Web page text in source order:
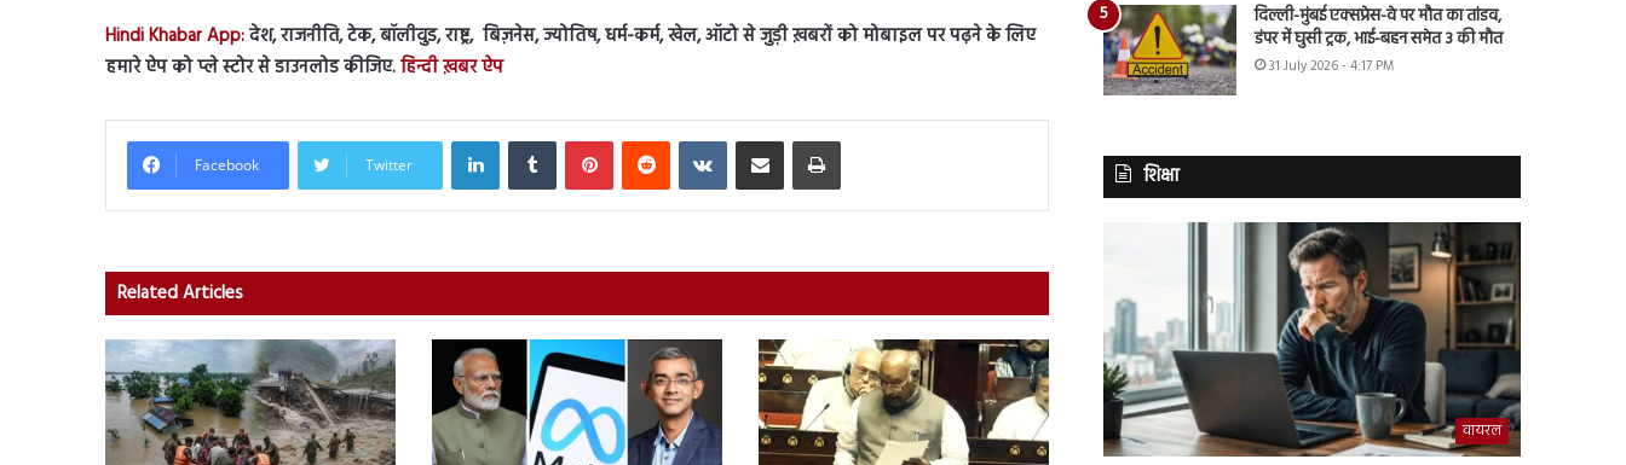
Hindi Khabar App:देश, राजनीति, टेक, बॉलीवुड, राष्ट्र, बिज़नेस, ज्योतिष, धर्म-कर्म, खेल, ऑटो से जुड़ी ख़बरों को मोबाइल पर पढ़ने के लिए
हमारे ऐप को प्ले स्टोर से डाउनलोड कीजिए.हिन्दी ख़बर ऐप
Facebook Twitter
LinkedInTumblr PinterestReddit VKontakteShare via Email Print
Related Articles
दिल्ली-मुंबई एक्सप्रेस-वे पर मौत का तांडव,
डंपर में घुसी ट्रक, भाई-बहन समेत 3 की मौत
31 July 2026 - 4:17 PM
शिक्षा
वायरल